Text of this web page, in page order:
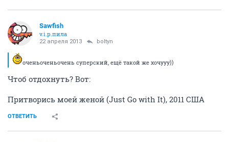
Sawfish
v.i.p.пила
22 апреля 2013 boltyn
оченьоченьочень суперский, ещё такой же хочууу))
Чтоб отдохнуть? Вот:
Притворись моей женой (Just Go with It), 2011 США
ОТВЕТИТЬ